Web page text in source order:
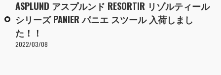
ASPLUND アスプルンド RESORTIR リゾルティール
シリーズ PANIER パニエ スツール 入荷しまし
た！！
2022/03/08